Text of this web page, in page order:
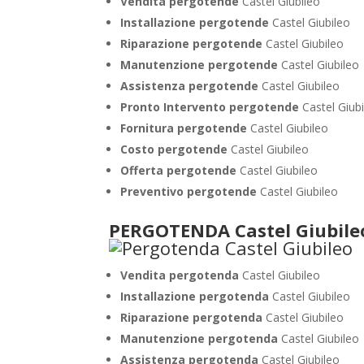
Installazione pergotende Castel Giubileo
Riparazione pergotende Castel Giubileo
Manutenzione pergotende Castel Giubileo
Assistenza pergotende Castel Giubileo
Pronto Intervento pergotende Castel
Fornitura pergotende Castel Giubileo
Costo pergotende Castel Giubileo
Offerta pergotende Castel Giubileo
Preventivo pergotende Castel Giubileo
PERGOTENDA Castel
Vendita pergotenda Castel Giubileo
Installazione pergotenda Castel Giubileo
Riparazione pergotenda Castel Giubileo
Manutenzione pergotenda Castel Giubileo
Assistenza pergotenda Castel Giubileo